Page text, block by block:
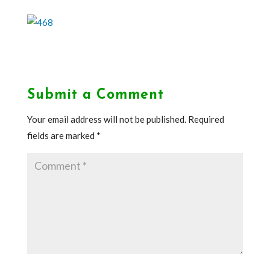
Submit a Comment
Your email address will not be published. Required
fields are marked *